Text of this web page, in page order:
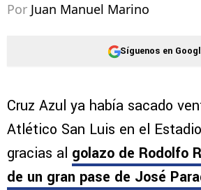
Por Juan Manuel Marino
Síguenos en
Cruz Azul ya había sacado
Atlético San Luis en el
gracias al golazo de Rodolfo
de un gran pase de José